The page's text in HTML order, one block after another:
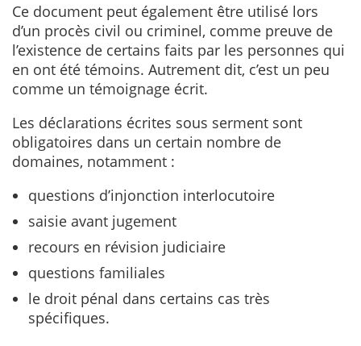
Ce document peut également être utilisé lors
d’un procès civil ou criminel, comme preuve de
l’existence de certains faits par les personnes qui
en ont été témoins. Autrement dit, c’est un peu
comme un témoignage écrit.
Les déclarations écrites sous serment sont
obligatoires dans un certain nombre de
domaines, notamment :
questions d’injonction interlocutoire
saisie avant jugement
recours en révision judiciaire
questions familiales
le droit pénal dans certains cas très
spécifiques.